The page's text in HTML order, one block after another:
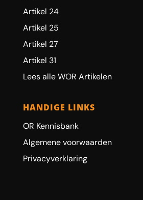
Artikel 24
Artikel 25
Artikel 27
Artikel 31
Lees alle WOR Artikelen
HANDIGE LINKS
OR Kennisbank
Algemene voorwaarden
Privacyverklaring